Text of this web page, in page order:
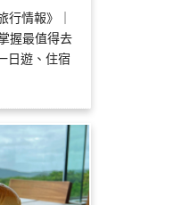
情報》｜
握最值得去
日遊、住宿